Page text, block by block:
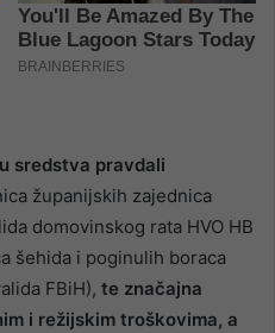
sredstva pravdali
županijskih zajednica
domovinskog rata HVO HB
šehida i poginulih boraca
FBiH), te značajna
i režijskim troškovima, a